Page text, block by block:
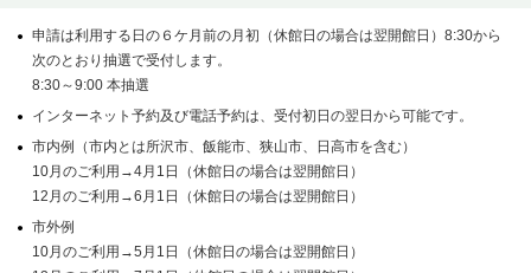
申請は利用する日の６ケ月前の月初（休館日の場合は翌開館日）8:30から
次のとおり抽選で受付します。
8:30～9:00 本抽選
インターネット予約及び電話予約は、受付初日の翌日から可能です。
市内例（市内とは所沢市、飯能市、狭山市、日高市を含む）
10月のご利用→4月1日（休館日の場合は翌開館日）
12月のご利用→6月1日（休館日の場合は翌開館日）
市外例
10月のご利用→5月1日（休館日の場合は翌開館日）